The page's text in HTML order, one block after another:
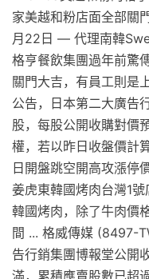
家美越和粉店面全部關
月22日 — 代理南韓
格亨餐飲集團過年前驚
關門大吉，有員工則是
公告，日本第二大廣告
股，每股公開收購對價
權，若以昨日收盤價計
日開盤跳空開高攻漲停
姜虎東韓國烤肉台灣1
韓國烤肉，除了牛肉價
間 ... 格威傳媒 (8497-
告行銷集團博報堂公開
滿，累積應賣股數已超